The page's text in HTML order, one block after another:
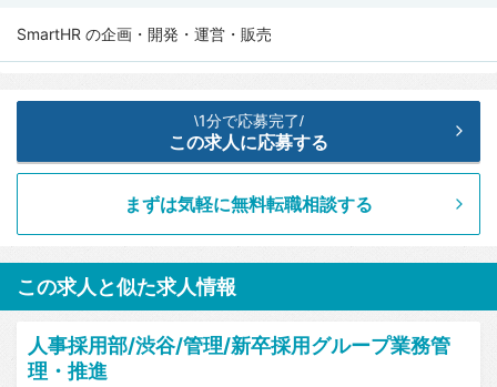
SmartHR の企画・開発・運営・販売
まずは気軽に無料転職相談する
\1分で応募完了/
この求人に応募する
この求人と似た求人情報
人事採用部/渋谷/管理/新卒採用グループ業務管
理・推進